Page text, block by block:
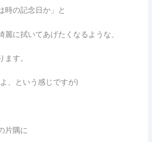
時の記念日か」と
麗に拭いてあげたくなるような、
ます。
、という感じですが)
片隅に